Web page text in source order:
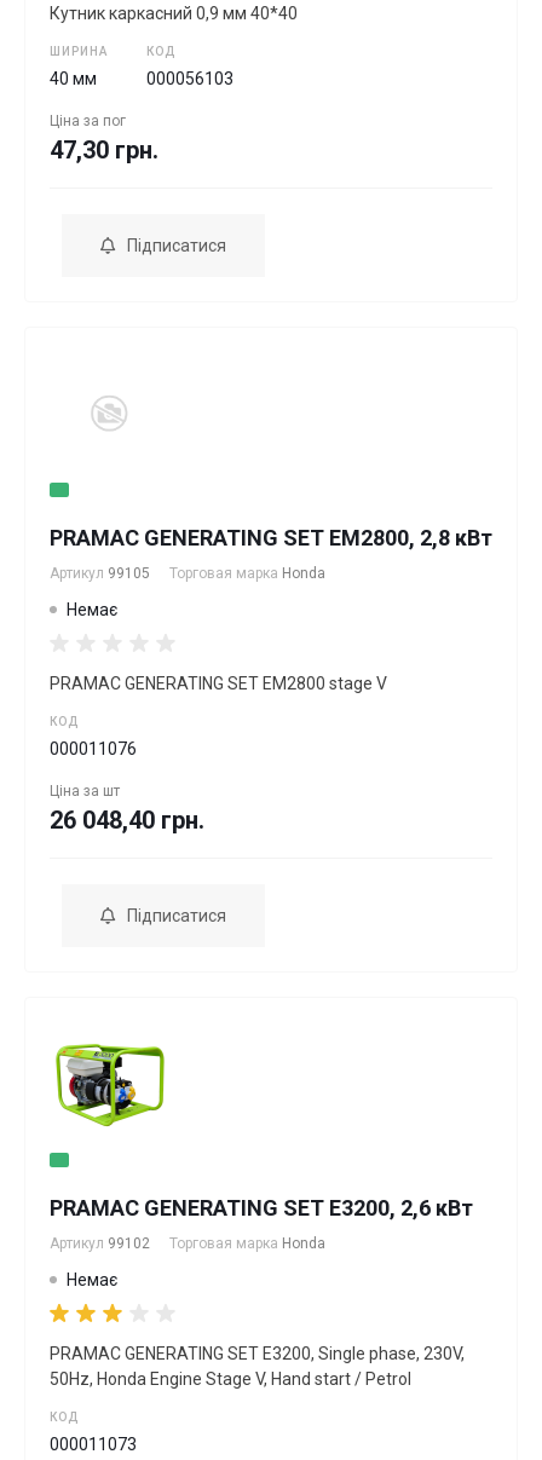
Кутник каркасний 0,9 мм 40*40
ШИРИНА
40 мм
КОД
000056103
Ціна за пог
47,30 грн.
Підписатися
PRAMAC GENERATING SET EM2800, 2,8 кВт
Артикул 99105 Торговая марка Honda
Немає
PRAMAC GENERATING SET EM2800 stage V
КОД
000011076
Ціна за шт
26 048,40 грн.
Підписатися
PRAMAC GENERATING SET E3200, 2,6 кВт
Артикул 99102 Торговая марка Honda
Немає
PRAMAC GENERATING SET E3200, Single phase, 230V,
50Hz, Honda Engine Stage V, Hand start / Petrol
КОД
000011073